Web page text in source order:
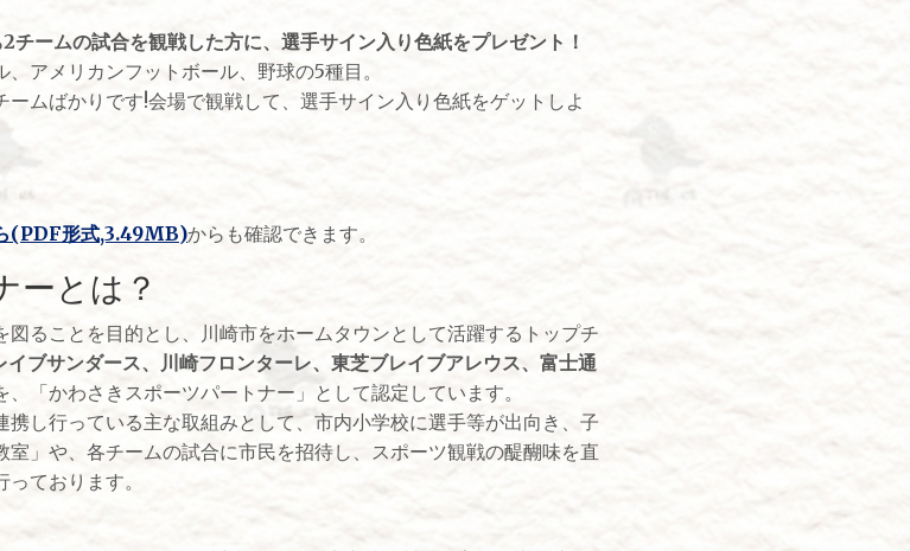
ームの試合を観戦した方に、選手サイン入り色紙をプレゼント！
アメリカンフットボール、野球の5種目。
ムばかりです!会場で観戦して、選手サイン入り色紙をゲットしよ
(PDF形式,3.49MB)からも確認できます。
ーとは？
ることを目的とし、川崎市をホームタウンとして活躍するトップチ
ブサンダース、川崎フロンターレ、東芝ブレイブアレウス、富士通
、「かわさきスポーツパートナー」として認定しています。
し行っている主な取組みとして、市内小学校に選手等が出向き、子
」や、各チームの試合に市民を招待し、スポーツ観戦の醍醐味を直
ております。